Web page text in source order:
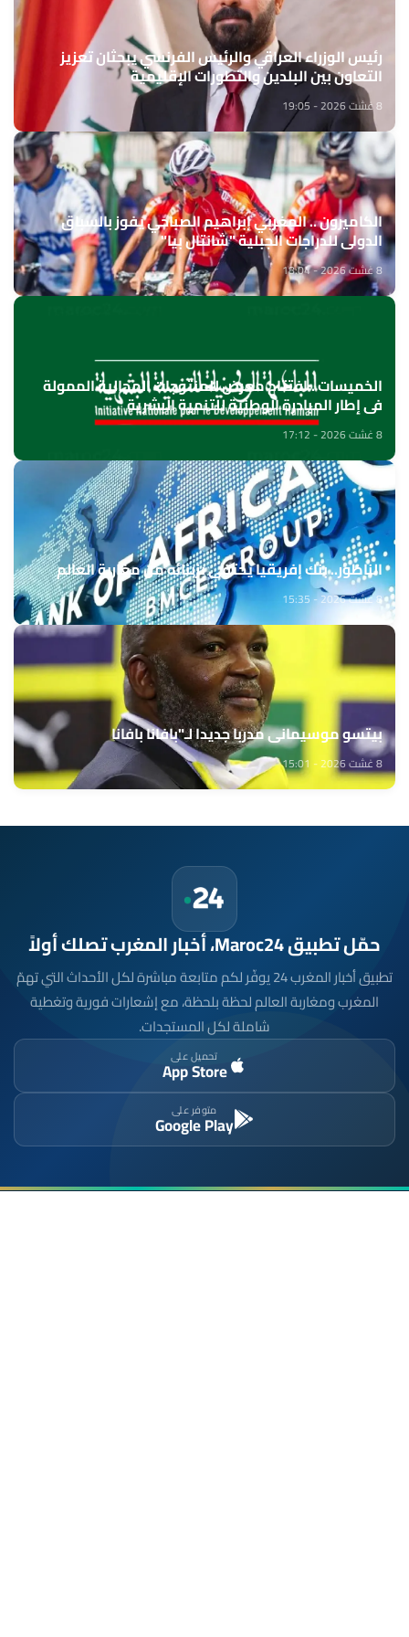
رئيس الوزراء العراقي والرئيس الفرنسي يبحثان تعزيز
التعاون بين البلدين والتطورات الإقليمية
8 غشت 2026 - 19:05
الكاميرون .. المغربي إبراهيم الصباحي يفوز بالسباق
الدولي للدراجات الجبلية "شانتال بيا"
8 غشت 2026 - 18:04
الخميسات ..افتتاح معرض للمنتوجات المجالية الممولة
في إطار المبادرة الوطنية للتنمية البشرية
8 غشت 2026 - 17:12
الناظور.. بنك إفريقيا يحتفي بزبنائه من مغاربة العالم
8 غشت 2026 - 15:35
بيتسو موسيماني مدربا جديدا لـ"بافانا بافانا
8 غشت 2026 - 15:01
حمّل تطبيق Maroc24، أخبار المغرب تصلك أولاً
تطبيق أخبار المغرب 24 يوفّر لكم متابعة مباشرة لكل الأحداث التي تهمّ
المغرب ومغاربة العالم لحظة بلحظة، مع إشعارات فورية وتغطية
شاملة لكل المستجدات.
تحميل على
App Store
متوفر على
Google Play